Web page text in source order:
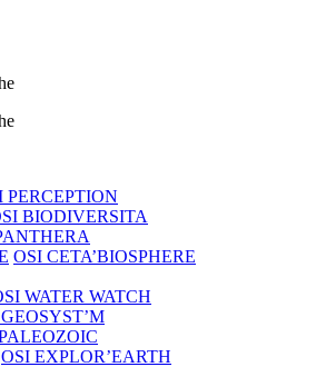
PERCEPTION
BIODIVERSITA
OSI CETA’BIOSPHERE
WATER WATCH
OSI EXPLOR’EARTH